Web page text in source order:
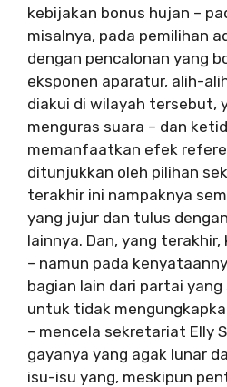
kebijakan bonus hujan –
misalnya, pada pemilihan
dengan pencalonan yang
eksponen aparatur, alih-
diakui di wilayah tersebut,
menguras suara – dan
memanfaatkan efek
ditunjukkan oleh pilihan
terakhir ini nampaknya
yang jujur ​​dan tulus
lainnya. Dan, yang
– namun pada
bagian lain dari partai
untuk tidak
– mencela sekretariat Elly
gayanya yang agak lunar
isu-isu yang, meskipun